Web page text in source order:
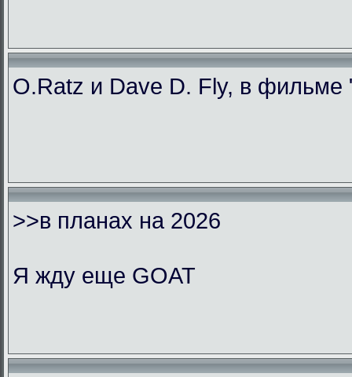
O.Ratz и Dave D. Fly, в
>>в планах на 2026
Я жду еще GOAT